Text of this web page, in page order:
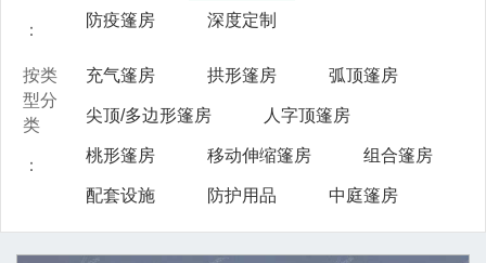
：
防疫篷房 深度定制
按类
型分
类
：
充气篷房 拱形篷房 弧顶篷房
尖顶/多边形篷房 人字顶篷房
桃形篷房 移动伸缩篷房 组合篷房
配套设施 防护用品 中庭篷房